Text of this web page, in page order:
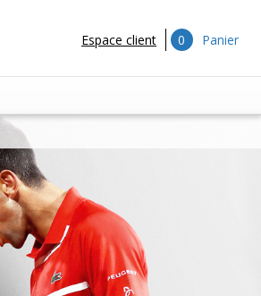
Espace client 0 Panier